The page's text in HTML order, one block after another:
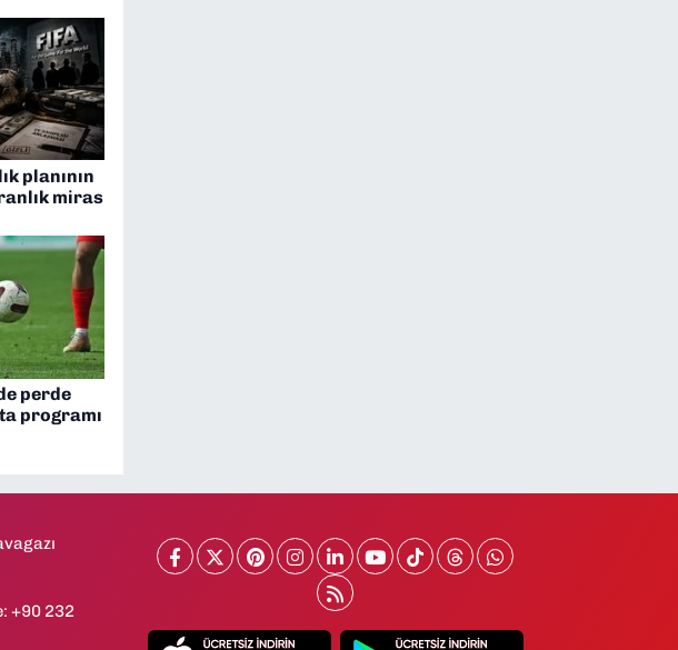
planının
miras
perde
programı
+90 232